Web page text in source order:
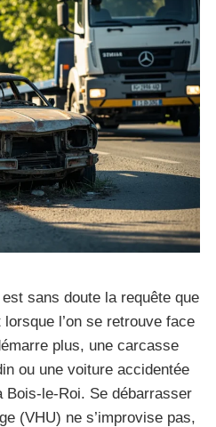
est sans doute la requête que
l’on se retrouve face
plus, une carcasse
ou une voiture accidentée
Bois-le-Roi. Se débarrasser
(VHU) ne s’improvise pas,